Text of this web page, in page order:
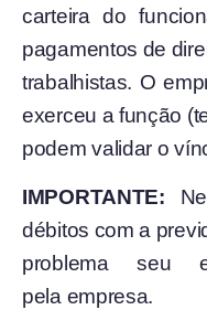
carteira do
pagamentos de
trabalhistas. O
exerceu a função
podem validar o
IMPORTANTE:
débitos com a
problema seu
pela empresa.